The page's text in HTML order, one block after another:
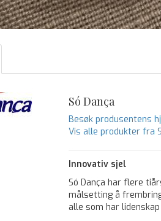
Só Dança
Besøk produsentens
Vis alle produkter fra
Innovativ sjel
Só Dança har flere
målsetting å
alle som har